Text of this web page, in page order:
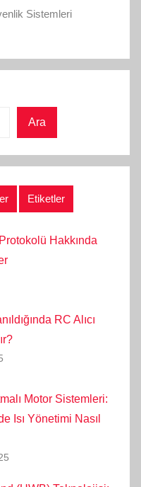
Sistemleri
Ara
Etiketler
Hakkında
RC Alıcı
Motor Sistemleri:
Isı Yönetimi Nasıl